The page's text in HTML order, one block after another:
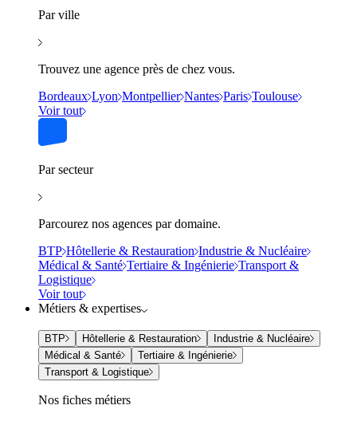
Par ville
Trouvez une agence près de chez vous.
Bordeaux Lyon Montpellier Nantes Paris Toulouse
Voir tout
Par secteur
Parcourez nos agences par domaine.
BTP Hôtellerie & Restauration Industrie & Nucléaire
Médical & Santé Tertiaire & Ingénierie Transport &
Logistique
Voir tout
Métiers & expertises
BTP Hôtellerie & Restauration
Industrie & Nucléaire
Médical & Santé
Tertiaire & Ingénierie
Transport & Logistique
Nos fiches métiers